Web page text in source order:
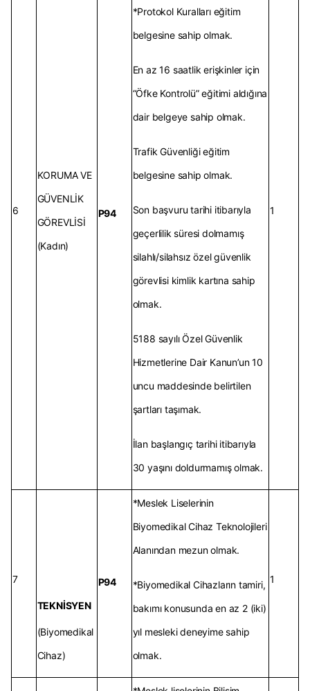
6
KORUMA VE
GÜVENLİK
GÖREVLİSİ
(Kadın)
P94
*Protokol Kuralları eğitim
belgesine sahip olmak.
En az 16 saatlik erişkinler için
“Öfke Kontrolü” eğitimi aldığına
dair belgeye sahip olmak.
Trafik Güvenliği eğitim
belgesine sahip olmak.
Son başvuru tarihi itibarıyla
geçerlilik süresi dolmamış
silahlı/silahsız özel güvenlik
görevlisi kimlik kartına sahip
olmak.
5188 sayılı Özel Güvenlik
Hizmetlerine Dair Kanun’un 10
uncu maddesinde belirtilen
şartları taşımak.
İlan başlangıç tarihi itibarıyla
30 yaşını doldurmamış olmak.
1
7
TEKNİSYEN
(Biyomedikal
Cihaz)
P94
*Meslek Liselerinin
Biyomedikal Cihaz Teknolojileri
Alanından mezun olmak.
*Biyomedikal Cihazların tamiri,
bakımı konusunda en az 2 (iki)
yıl mesleki deneyime sahip
olmak.
1